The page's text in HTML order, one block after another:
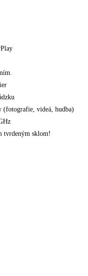
(fotografie, videá, hudba)
tvrdeným sklom!